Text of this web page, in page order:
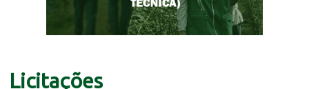
Licitações